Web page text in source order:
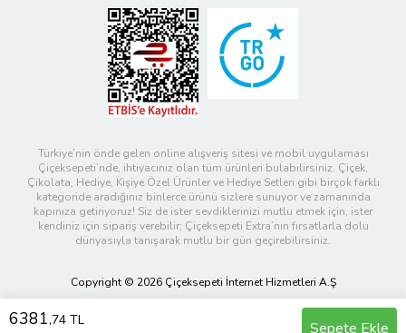
6381,74 TL Sepete Ekle
Türkiye’nin önde gelen online alışveriş sitesi ve mobil uygulaması
Çiçeksepeti’nde, ihtiyacınız olan tüm ürünleri bulabilirsiniz. Çiçek,
Çikolata, Hediye, Kişiye Özel Ürünler ve Hediye Setleri gibi birçok farklı
kategoride aradığınız binlerce ürünü sizlere sunuyor ve zamanında
kapınıza getiriyoruz! Siz de ister sevdiklerinizi mutlu etmek için, ister
kendiniz için sipariş verebilir; Çiçeksepeti Extra’nın fırsatlarla dolu
dünyasıyla tanışarak mutlu bir gün geçirebilirsiniz.
Copyright © 2026 Çiçeksepeti İnternet Hizmetleri A.Ş